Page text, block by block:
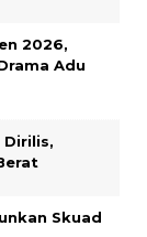
2026,
Adu
Dirilis,
Skuad